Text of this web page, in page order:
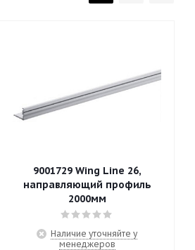
9001729 Wing Line 26,
направляющий профиль
2000мм
Наличие уточняйте у
менеджеров